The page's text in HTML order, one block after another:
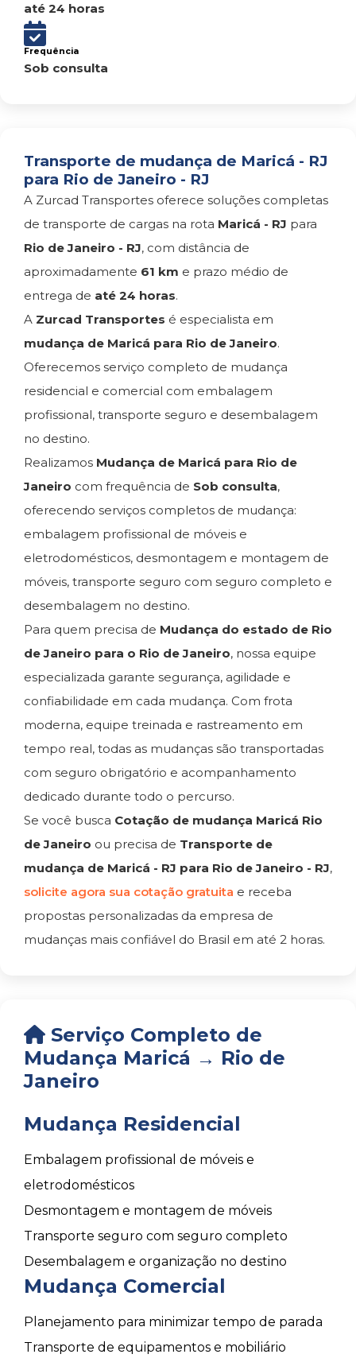
até 24 horas
Frequência
Sob consulta
Transporte de mudança de Maricá - RJ
para Rio de Janeiro - RJ
A Zurcad Transportes oferece soluções completas
de transporte de cargas na rota Maricá - RJ para
Rio de Janeiro - RJ, com distância de
aproximadamente 61 km e prazo médio de
entrega de até 24 horas.
A Zurcad Transportes é especialista em
mudança de Maricá para Rio de Janeiro.
Oferecemos serviço completo de mudança
residencial e comercial com embalagem
profissional, transporte seguro e desembalagem
no destino.
Realizamos Mudança de Maricá para Rio de
Janeiro com frequência de Sob consulta,
oferecendo serviços completos de mudança:
embalagem profissional de móveis e
eletrodomésticos, desmontagem e montagem de
móveis, transporte seguro com seguro completo e
desembalagem no destino.
Para quem precisa de Mudança do estado de Rio
de Janeiro para o Rio de Janeiro, nossa equipe
especializada garante segurança, agilidade e
confiabilidade em cada mudança. Com frota
moderna, equipe treinada e rastreamento em
tempo real, todas as mudanças são transportadas
com seguro obrigatório e acompanhamento
dedicado durante todo o percurso.
Se você busca Cotação de mudança Maricá Rio
de Janeiro ou precisa de Transporte de
mudança de Maricá - RJ para Rio de Janeiro - RJ,
solicite agora sua cotação gratuita e receba
propostas personalizadas da empresa de
mudanças mais confiável do Brasil em até 2 horas.
Serviço Completo de
Mudança Maricá → Rio de
Janeiro
Mudança Residencial
Embalagem profissional de móveis e
eletrodomésticos
Desmontagem e montagem de móveis
Transporte seguro com seguro completo
Desembalagem e organização no destino
Mudança Comercial
Planejamento para minimizar tempo de parada
Transporte de equipamentos e mobiliário